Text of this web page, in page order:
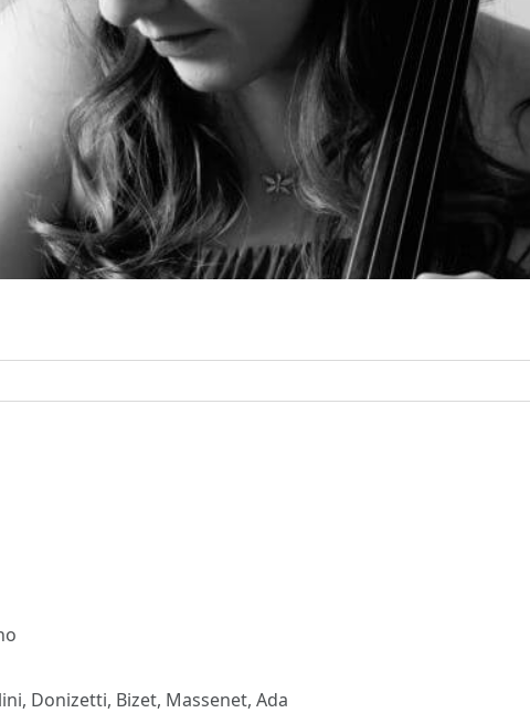
Donizetti, Bizet, Massenet, Ada